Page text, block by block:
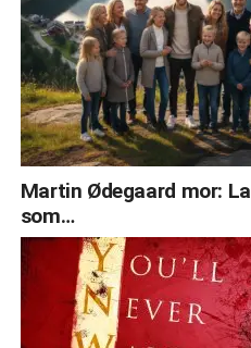
Martin Ødegaard mor:
som…